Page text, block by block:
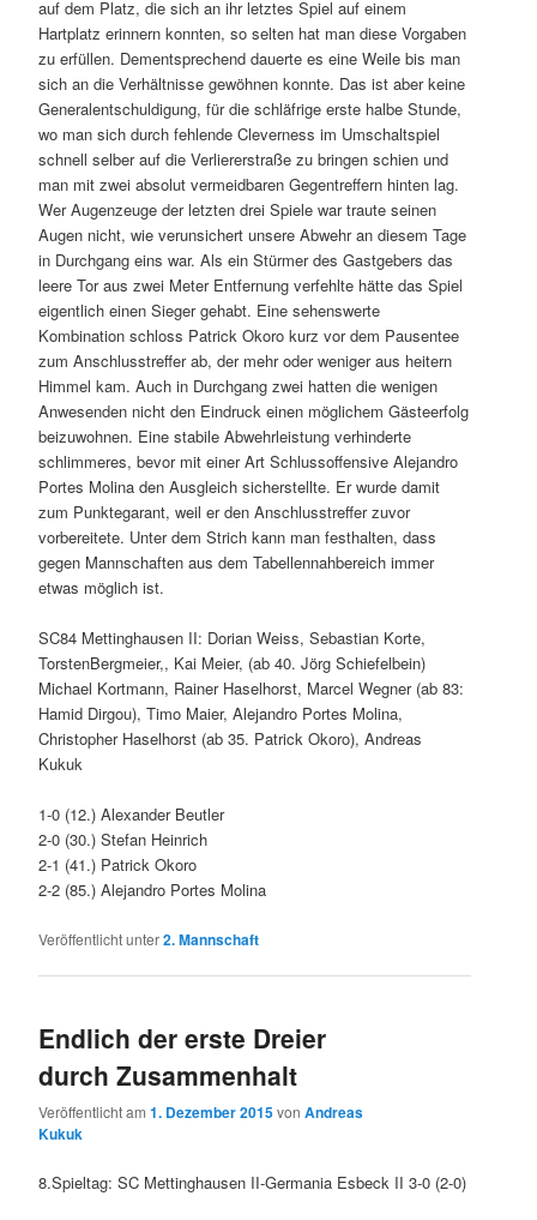
auf dem Platz, die sich an ihr letztes Spiel auf einem
Hartplatz erinnern konnten, so selten hat man diese Vorgaben
zu erfüllen. Dementsprechend dauerte es eine Weile bis man
sich an die Verhältnisse gewöhnen konnte. Das ist aber keine
Generalentschuldigung, für die schläfrige erste halbe Stunde,
wo man sich durch fehlende Cleverness im Umschaltspiel
schnell selber auf die Verliererstraße zu bringen schien und
man mit zwei absolut vermeidbaren Gegentreffern hinten lag.
Wer Augenzeuge der letzten drei Spiele war traute seinen
Augen nicht, wie verunsichert unsere Abwehr an diesem Tage
in Durchgang eins war. Als ein Stürmer des Gastgebers das
leere Tor aus zwei Meter Entfernung verfehlte hätte das Spiel
eigentlich einen Sieger gehabt. Eine sehenswerte
Kombination schloss Patrick Okoro kurz vor dem Pausentee
zum Anschlusstreffer ab, der mehr oder weniger aus heitern
Himmel kam. Auch in Durchgang zwei hatten die wenigen
Anwesenden nicht den Eindruck einen möglichem Gästeerfolg
beizuwohnen. Eine stabile Abwehrleistung verhinderte
schlimmeres, bevor mit einer Art Schlussoffensive Alejandro
Portes Molina den Ausgleich sicherstellte. Er wurde damit
zum Punktegarant, weil er den Anschlusstreffer zuvor
vorbereitete. Unter dem Strich kann man festhalten, dass
gegen Mannschaften aus dem Tabellennahbereich immer
etwas möglich ist.
SC84 Mettinghausen II: Dorian Weiss, Sebastian Korte,
TorstenBergmeier,, Kai Meier, (ab 40. Jörg Schiefelbein)
Michael Kortmann, Rainer Haselhorst, Marcel Wegner (ab 83:
Hamid Dirgou), Timo Maier, Alejandro Portes Molina,
Christopher Haselhorst (ab 35. Patrick Okoro), Andreas
Kukuk
1-0 (12.) Alexander Beutler
2-0 (30.) Stefan Heinrich
2-1 (41.) Patrick Okoro
2-2 (85.) Alejandro Portes Molina
Veröffentlicht unter2. Mannschaft
Endlich der erste Dreier
durch Zusammenhalt
Veröffentlicht am1. Dezember 2015vonAndreas
Kukuk
8.Spieltag: SC Mettinghausen II-Germania Esbeck II 3-0 (2-0)